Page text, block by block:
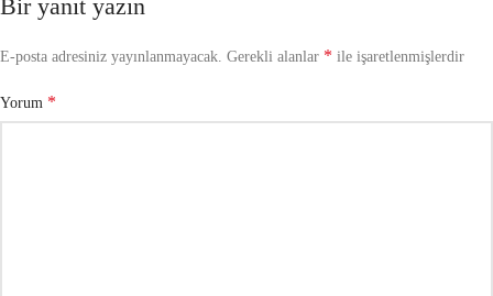
Bir yanıt yazın
E-posta adresiniz yayınlanmayacak. Gerekli alanlar * ile işaretlenmişlerdir
Yorum *